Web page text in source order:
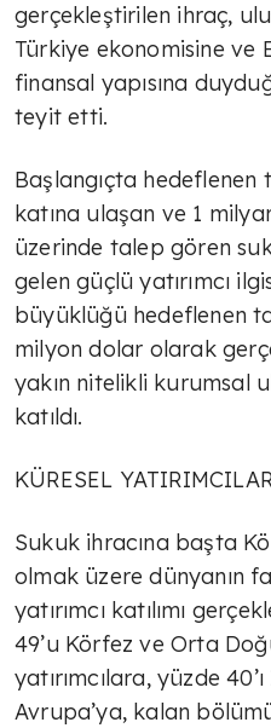
gerçekleştirilen ihraç,
Türkiye ekonomisine ve
finansal yapısına
teyit etti.
Başlangıçta hedeflenen
katına ulaşan ve 1
üzerinde talep gören
gelen güçlü yatırımcı
büyüklüğü hedeflenen
milyon dolar olarak
yakın nitelikli kurumsal
katıldı.
KÜRESEL
Sukuk ihracına başta
olmak üzere dünyanın
yatırımcı katılımı
49’u Körfez ve Orta
yatırımcılara, yüzde
Avrupa’ya, kalan